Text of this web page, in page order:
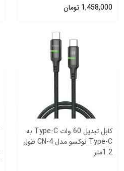
1,458,000 تومان
کابل تبدیل 60 وات Type-C به
Type-C نوکسو مدل CN-4 طول
1.2متر